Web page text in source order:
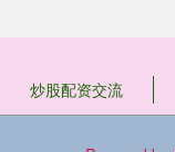
炒股配资交流